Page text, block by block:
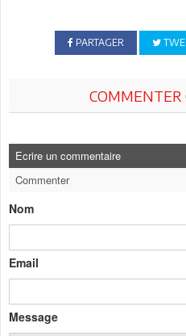
PARTAGER
COMMENTER
Ecrire un commentaire
Commenter
Nom
Email
Message